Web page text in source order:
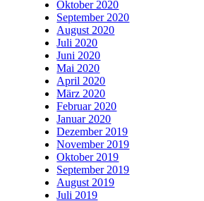
Oktober 2020
September 2020
August 2020
Juli 2020
Juni 2020
Mai 2020
April 2020
März 2020
Februar 2020
Januar 2020
Dezember 2019
November 2019
Oktober 2019
September 2019
August 2019
Juli 2019